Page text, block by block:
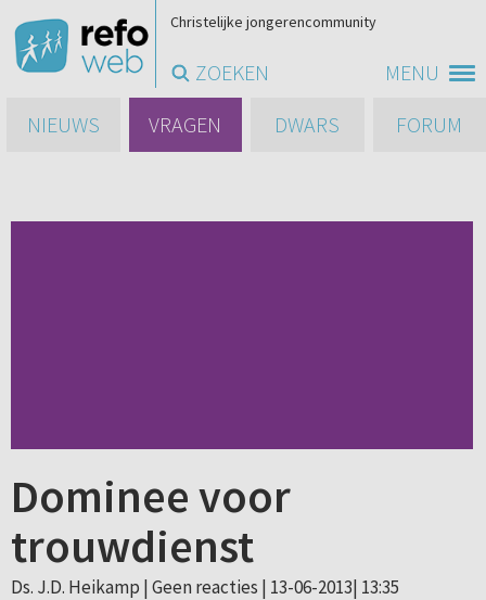
MENU
Christelijke jongerencommunity
ZOEKEN
NIEUWS
VRAGEN DWARS FORUM
Dominee voor
trouwdienst
Ds. J.D. Heikamp | Geen reacties | 13-06-2013| 13:35